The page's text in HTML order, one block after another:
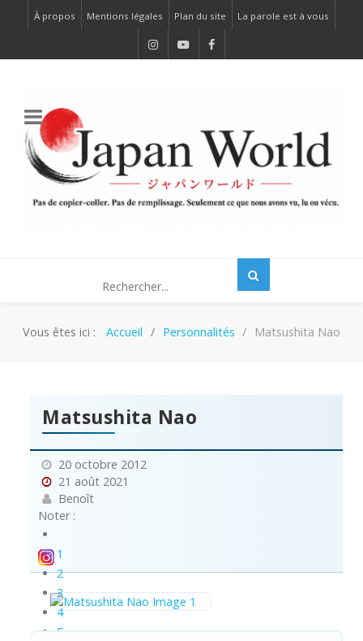
À propos Mentions légales Plan du site La parole est à vous
Vous êtes ici : Accueil Personnalités Matsushita Nao
Matsushita Nao
20 octobre 2012
21 août 2021
Benoît
Noter :
1
2
3
4
5